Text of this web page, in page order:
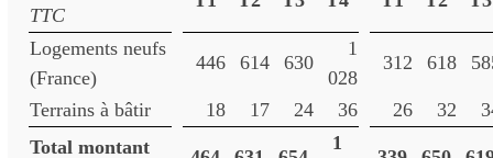
TTC
Logements neufs
(France)
446 614 630
1
028
312 618
Terrains à bâtir 18 17 24 36 26 32
Total montant
1